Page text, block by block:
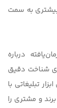
به سمت
درباره
شناخت دقیق
تبلیغاتی با
و مشتری را